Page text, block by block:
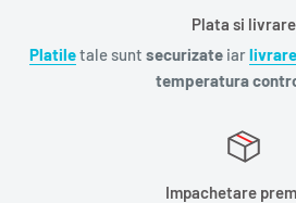
Plata si livrare
Platiletale sunt securizate iar
temperatura
Impachetare